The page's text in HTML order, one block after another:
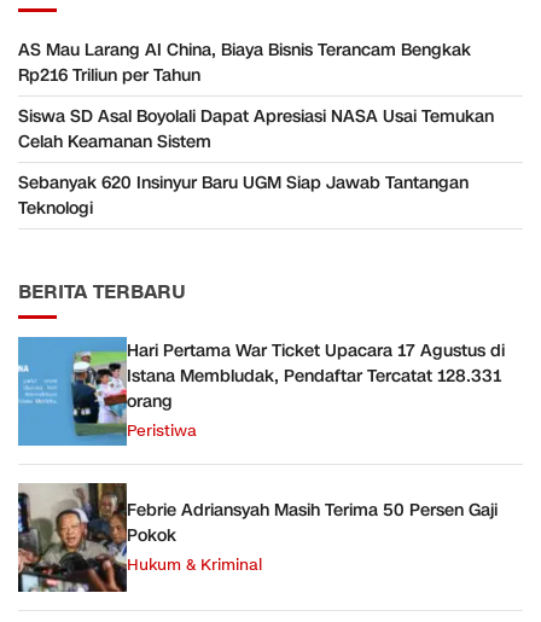
AS Mau Larang AI China, Biaya Bisnis Terancam Bengkak
Rp216 Triliun per Tahun
Siswa SD Asal Boyolali Dapat Apresiasi NASA Usai Temukan
Celah Keamanan Sistem
Sebanyak 620 Insinyur Baru UGM Siap Jawab Tantangan
Teknologi
BERITA TERBARU
Hari Pertama War Ticket Upacara 17 Agustus di
Istana Membludak, Pendaftar Tercatat 128.331
orang
Peristiwa
Febrie Adriansyah Masih Terima 50 Persen Gaji
Pokok
Hukum & Kriminal